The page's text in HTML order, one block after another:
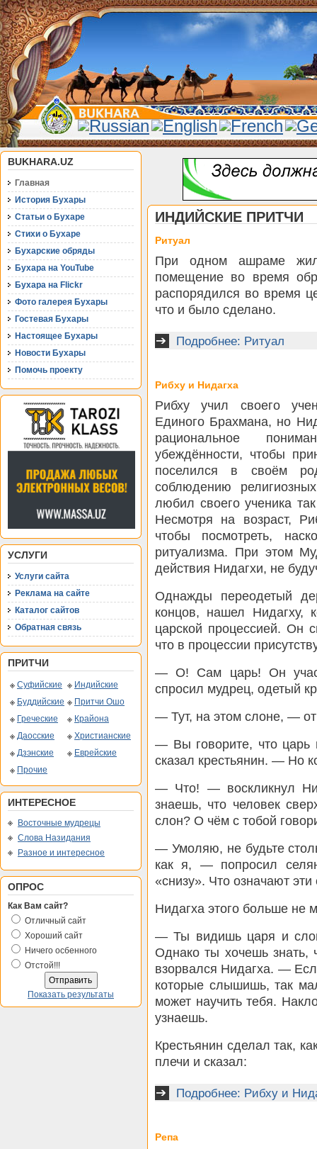
BUKHARA.UZ
Главная
История Бухары
Статьи о Бухаре
Стихи о Бухаре
Бухарские обряды
Бухара на YouTube
Бухара на Flickr
Фото галерея Бухары
Гостевая Бухары
Настоящее Бухары
Новости Бухары
Помочь проекту
УСЛУГИ
Услуги сайта
Реклама на сайте
Каталог сайтов
Обратная связь
ПРИТЧИ
Суфийские
Индийские
Буддийские
Притчи Ошо
Греческие
Крайона
Даосские
Христианские
Дзэнские
Еврейские
Прочие
ИНТЕРЕСНОЕ
Восточные мудрецы
Слова Назидания
Разное и интересное
ОПРОС
Как Вам сайт?
Отличный сайт
Хороший сайт
Ничего осбенного
Отстой!!!
Показать результаты
ИНДИЙСКИЕ ПРИТЧИ
Ритуал
При одном ашраме
помещение во время
распорядился во время
что и было сделано.
Подробнее: Ритуал
Рибху и Нидагха
Рибху учил своего
Единого Брахмана, но
рациональное
убеждённости, чтобы
поселился в своём
соблюдению
любил своего ученика
Несмотря на возраст,
чтобы посмотреть,
ритуализма. При этом
действия Нидагхи, не
Однажды переодетый
концов, нашел Нидагху,
царской процессией. Он
что в процессии
— О! Сам царь! Он
спросил мудрец, одетый
— Тут, на этом слоне, —
— Вы говорите, что
сказал крестьянин. — Но
— Что! — воскликнул
знаешь, что человек
слон? О чём с тобой
— Умоляю, не будьте
как я, — попросил
«снизу». Что означают эти
Нидагха этого больше не
— Ты видишь царя и
Однако ты хочешь знать,
взорвался Нидагха. —
которые слышишь, так
может научить тебя.
узнаешь.
Крестьянин сделал так,
плечи и сказал:
Подробнее: Рибху и
Репа